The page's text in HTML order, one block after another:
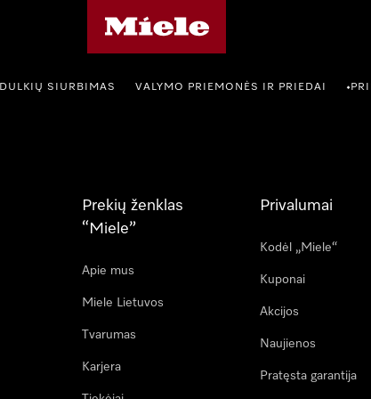
DULKIŲ SIURBIMAS VALYMO PRIEMONĖS IR PRIEDAI •
Prekių ženklas
“Miele”
Apie mus
Miele Lietuvos
Tvarumas
Karjera
Privalumai
Kodėl „Miele“
Kuponai
Akcijos
Naujienos
Pratęsta garantija